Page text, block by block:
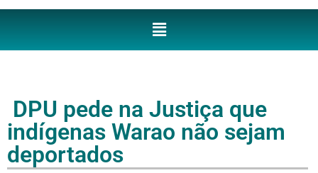
DPU pede na Justiça que
indígenas Warao não sejam
deportados